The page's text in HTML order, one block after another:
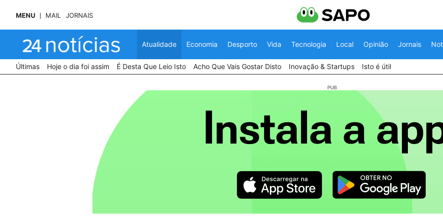
MENU MAIL JORNAIS
Atualidade Economia Desporto Vida Tecnologia Local Opinião Jornais
Últimas Hoje o dia foi assim É Desta Que Leio Isto Acho Que Vais Gostar Disto Inovação & Startups Isto é útil